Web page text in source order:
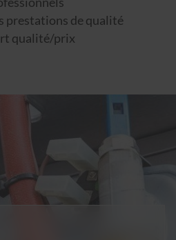
prestations de qualité
qualité/prix